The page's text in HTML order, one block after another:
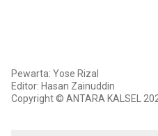
Pewarta: Yose Rizal
Editor: Hasan Zainuddin
Copyright © ANTARA KALSEL